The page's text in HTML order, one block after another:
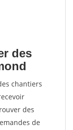
des
chantiers
des
de